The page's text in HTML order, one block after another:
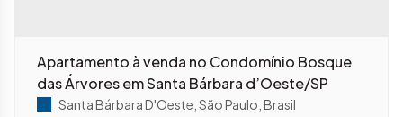
Apartamento à venda no Condomínio Bosque
das Árvores em Santa Bárbara d’Oeste/SP
Santa Bárbara D'Oeste São Paulo Brasil